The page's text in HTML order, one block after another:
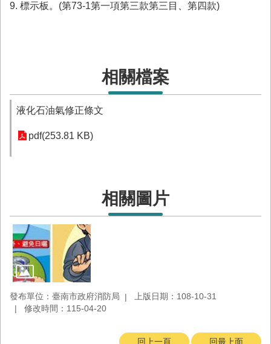
9. 標示板。(第73-1第一項第三款第三目、第四款)
相關檔案
液化石油氣修正條文
pdf(253.81 KB)
相關圖片
發布單位：臺南市政府消防局
上版日期：108-10-31
修改時間：115-04-20
回上一頁 回最上面